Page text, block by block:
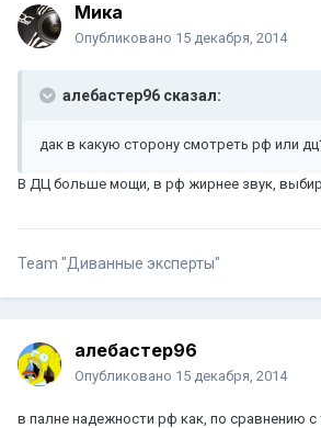
Мика
Опубликовано 15 декабря, 2014
алебастер96 сказал:
дак в какую сторону смотреть рф или
В ДЦ больше мощи, в рф жирнее звук,
Team "Диванные эксперты"
алебастер96
Опубликовано 15 декабря, 2014
в палне надежности рф как, по сравнению